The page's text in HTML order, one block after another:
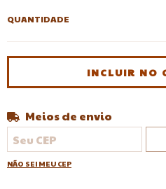
QUANTIDADE
Entregas para o CEP:
Meios de envio
NÃO SEI MEU CEP